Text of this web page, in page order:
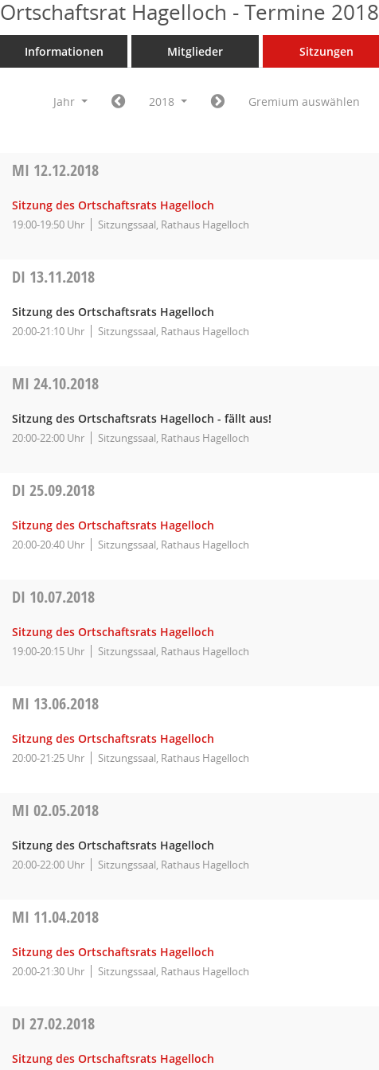
Ortschaftsrat Hagelloch - Termine 2018
Informationen Mitglieder Sitzungen
Jahr 2018 Gremium auswählen
MI 12.12.2018
Sitzung des Ortschaftsrats Hagelloch
19:00-19:50 Uhr Sitzungssaal, Rathaus Hagelloch
DI 13.11.2018
Sitzung des Ortschaftsrats Hagelloch
20:00-21:10 Uhr Sitzungssaal, Rathaus Hagelloch
MI24.10.2018
Sitzung des Ortschaftsrats Hagelloch - fällt aus!
20:00-22:00 Uhr Sitzungssaal, Rathaus Hagelloch
DI25.09.2018
Sitzung des Ortschaftsrats Hagelloch
20:00-20:40 Uhr Sitzungssaal, Rathaus Hagelloch
DI 10.07.2018
Sitzung des Ortschaftsrats Hagelloch
19:00-20:15 Uhr Sitzungssaal, Rathaus Hagelloch
MI 13.06.2018
Sitzung des Ortschaftsrats Hagelloch
20:00-21:25 Uhr Sitzungssaal, Rathaus Hagelloch
MI02.05.2018
Sitzung des Ortschaftsrats Hagelloch
20:00-22:00 Uhr Sitzungssaal, Rathaus Hagelloch
MI 11.04.2018
Sitzung des Ortschaftsrats Hagelloch
20:00-21:30 Uhr Sitzungssaal, Rathaus Hagelloch
DI27.02.2018
Sitzung des Ortschaftsrats Hagelloch